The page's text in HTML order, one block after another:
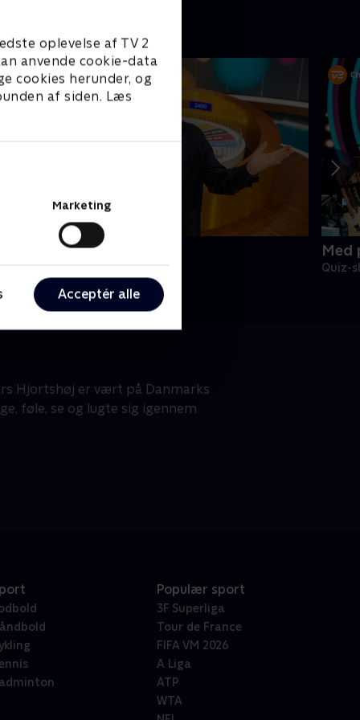
oplevelse af TV 2
anvende cookie-data
cookies herunder, og
af siden. Læs
Marketing
Acceptér alle
Lykkehjulet
shows • 2 sæsoner
Med
Quiz-
Hjortshøj er vært på Danmarks
føle, se og lugte sig igennem
Populær sport
3F Superliga
Tour de France
FIFA VM 2026
A Liga
ATP
WTA